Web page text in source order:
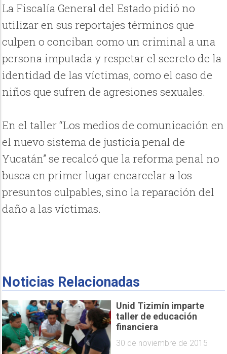
La Fiscalía General del Estado pidió no
utilizar en sus reportajes términos que
culpen o conciban como un criminal a una
persona imputada y respetar el secreto de la
identidad de las víctimas, como el caso de
niños que sufren de agresiones sexuales.
En el taller “Los medios de comunicación en
el nuevo sistema de justicia penal de
Yucatán” se recalcó que la reforma penal no
busca en primer lugar encarcelar a los
presuntos culpables, sino la reparación del
daño a las víctimas.
Noticias Relacionadas
Unid Tizimín imparte
taller de educación
financiera
30 de noviembre de 2015